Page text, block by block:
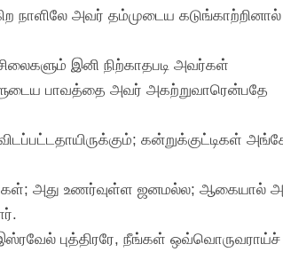
நாளிலே அவர் தம்முடைய கடுங்காற்றினால்
இனி நிற்காதபடி அவர்கள்
பாவத்தை அவர் அகற்றுவாரென்பதே
கன்றுக்குட்டிகள்
அது உணர்வுள்ள ஜனமல்ல; ஆகையால்
புத்திரரே, நீங்கள் ஒவ்வொருவராய்ச்